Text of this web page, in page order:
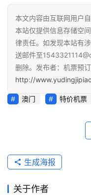
本文内容由互联网用户
本站仅提供信息存储空
律责任。如发现本站有
送邮件至
删除。发布者：机票预
http://
澳门 特价机票
生成海报
关于作者